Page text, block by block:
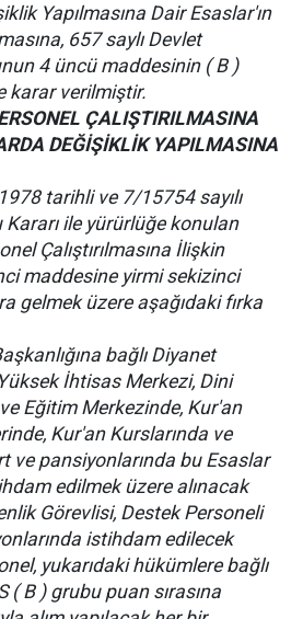
Yapılmasına Dair Esaslar'ın
657 saylı Devlet
4 üncü maddesinin ( B )
karar verilmiştir.
ÇALIŞTIRILMASINA
DEĞİŞİKLİK YAPILMASINA
tarihli ve 7/15754 sayılı
ile yürürlüğe konulan
Çalıştırılmasına İlişkin
maddesine yirmi sekizinci
gelmek üzere aşağıdaki fırka
bağlı Diyanet
İhtisas Merkezi, Dini
Eğitim Merkezinde, Kur'an
Kur'an Kurslarında ve
ve pansiyonlarında bu Esaslar
edilmek üzere alınacak
Görevlisi, Destek Personeli
istihdam edilecek
yukarıdaki hükümlere bağlı
( B ) grubu puan sırasına